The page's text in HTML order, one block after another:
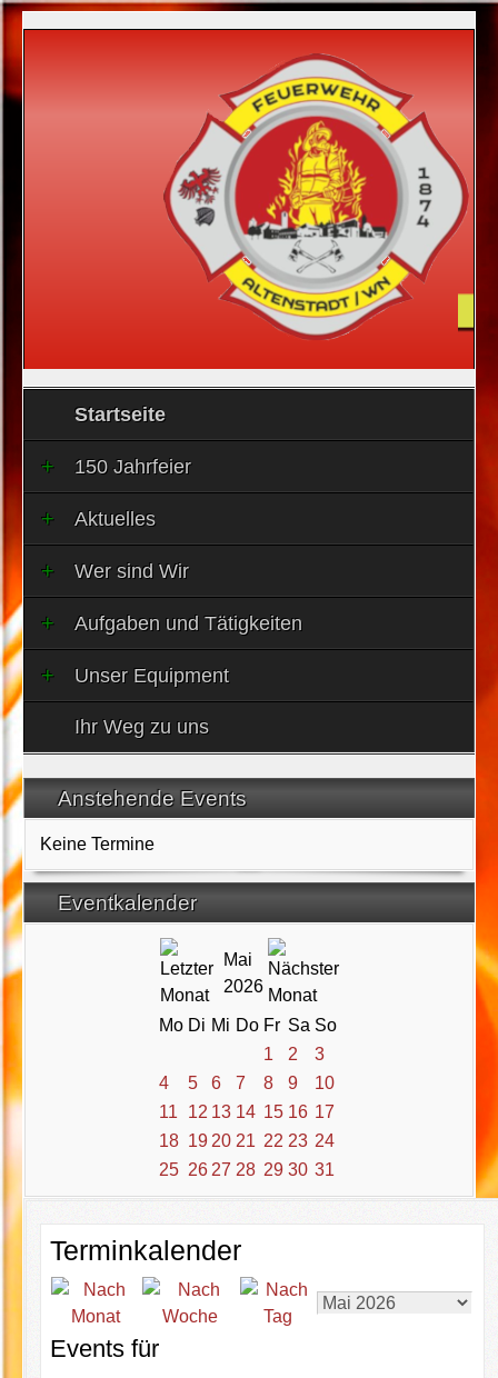
Startseite
150 Jahrfeier
Aktuelles
Wer sind Wir
Aufgaben und Tätigkeiten
Unser Equipment
Ihr Weg zu uns
Anstehende Events
Keine Termine
Eventkalender
Mai
2026
Mo Di Mi Do Fr Sa So
1
2
3
4
5 6 7 8 9
10
11
12 13 14 15 16 17
18 19 20 21 22 23 24
25 26 27 28 29 30 31
Terminkalender
Events für